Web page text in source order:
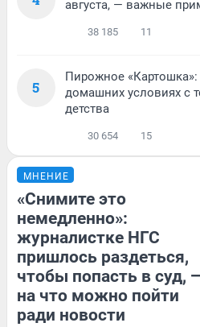
августа, — важные
38 185 11
5
Пирожное
домашних условиях с
детства
30 654 15
МНЕНИЕ
«Снимите это
немедленно»:
журналистке НГС
пришлось раздеться,
чтобы попасть в суд,
на что можно пойти
ради новости